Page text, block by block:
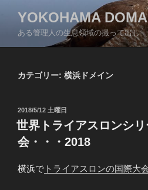
ン
YOKOHAMA
ある管理人の生息領域の撮って出し
カテゴリー: 横浜ドメイン
投
稿
日:
2018/5/12 土曜日
世界トライアスロンシ
会・・・2018
横浜で トライアスロンの国際大